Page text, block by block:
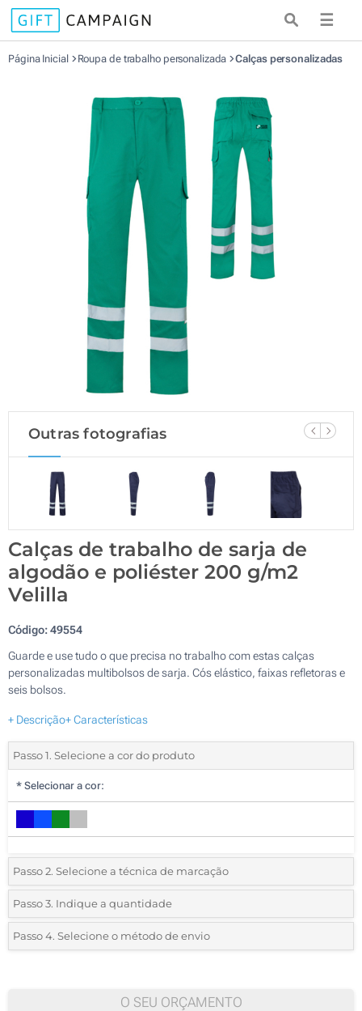
☰
Página Inicial Roupa de trabalho personalizada Calças personalizadas
Outras fotografias
Calças de trabalho de sarja de
algodão e poliéster 200 g/m2
Velilla
Código:49554
Guarde e use tudo o que precisa no trabalho com estas calças
personalizadas multibolsos de sarja. Cós elástico, faixas refletoras e
seis bolsos.
+ Descrição+ Características
Passo 1. Selecione a cor do produto
* Selecionar a cor:
Passo 2. Selecione a técnica de marcação
*Selecione o tipo de marcação e as cores do logotipo:
1 Cor (Num lado)
Passo 3. Indique a quantidade
*Pedido mínimo 5 (total de pedido)
Passo 4. Selecione o método de envio
O SEU ORÇAMENTO